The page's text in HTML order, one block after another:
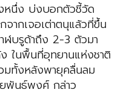
งหนึ่ง บ่งบอกตัวชี้วัด
ากเจอเต่าตนุแล้วที่ขึ้น
ฬบรูด้าถึง 2-3 ตัวมา
ง ในพื้นที่อุทยานแห่งชาติ
มทั้งหลังพายุคลื่นลม
พันธ์พงศ์ กล่าว